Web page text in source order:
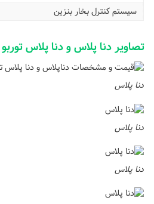
سیستم کنترل بخار بنزین
تصاویر دنا پلاس و دنا پلاس
دنا پلاس
دنا پلاس
دنا پلاس